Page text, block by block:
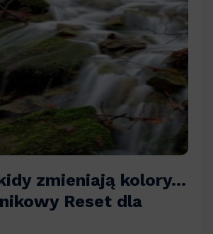
zmieniają kolory…
Reset dla